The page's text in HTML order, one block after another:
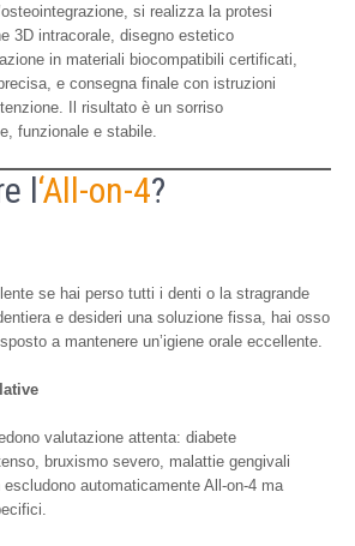
si realizza la protesi
3D intracorale, disegno estetico
in materiali biocompatibili certificati,
e consegna finale con istruzioni
Il risultato è un sorriso
funzionale e stabile.
l‘All-on-4?
se hai perso tutti i denti o la stragrande
e desideri una soluzione fissa, hai osso
a mantenere un’igiene orale eccellente.
valutazione attenta: diabete
bruxismo severo, malattie gengivali
automaticamente All-on-4 ma